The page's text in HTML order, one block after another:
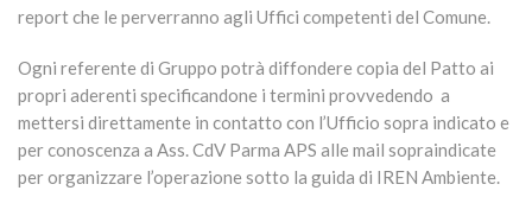
report che le perverranno agli Uffici competenti del Comune.
Ogni referente di Gruppo potrà diffondere copia del Patto ai
propri aderenti specificandone i termini provvedendo a
mettersi direttamente in contatto con l’Ufficio sopra indicato e
per conoscenza a Ass. CdV Parma APS alle mail sopraindicate
per organizzare l’operazione sotto la guida di IREN Ambiente.